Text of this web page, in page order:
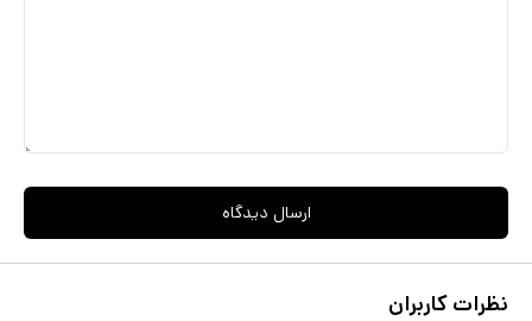
ارسال دیدگاه
نظرات کاربران